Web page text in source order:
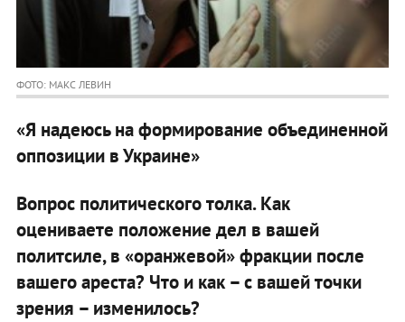
ФОТО: МАКС ЛЕВИН
«Я надеюсь на формирование объединенной
оппозиции в Украине»
Вопрос политического толка. Как
оцениваете положение дел в вашей
политсиле, в «оранжевой» фракции после
вашего ареста? Что и как – с вашей точки
зрения – изменилось?